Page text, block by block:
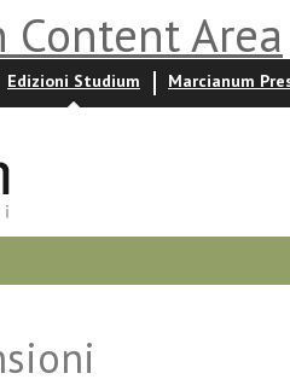
Area
Edizioni Studium Marcianum